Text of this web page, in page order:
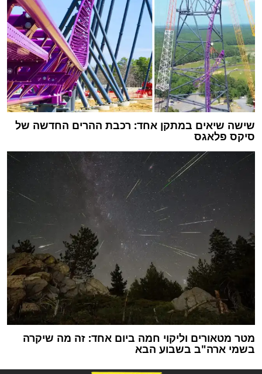
שישה שיאים במתקן אחד: רכבת ההרים החדשה של
סיקס פלאגס
מטר מטאורים וליקוי חמה ביום אחד: זה מה שיקרה
בשמי ארה"ב בשבוע הבא